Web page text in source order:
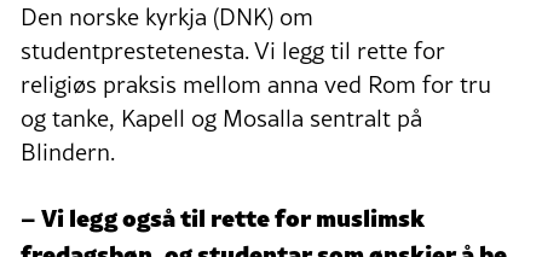
Den norske kyrkja (DNK) om
studentprestetenesta. Vi legg til rette for
religiøs praksis mellom anna ved Rom for tru
og tanke, Kapell og Mosalla sentralt på
Blindern.
– Vi legg også til rette for muslimsk